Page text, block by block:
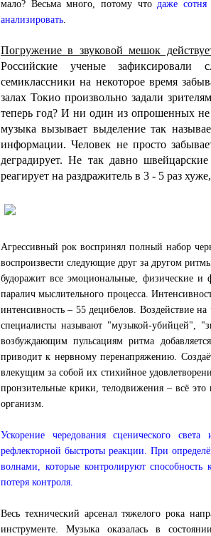
мало? Весьма много, потому чтодаже
анализировать.
Погружение в звуковой мешок
Российские ученые зафиксировали
семиклассники на некоторое время
залах Токио произвольно задали
теперь год? И ни один из опрошенных не
музыка вызывает выделение так
информации. Человек не просто
деградирует. Не так давно
реагирует на раздражитель в 3 - 5 раз
Агрессивный рок воспринял полный набор
воспроизвести следующие друг за другом
будоражит все эмоциональные, физические и
паралич мыслительного процесса.
интенсивность – 55 децибелов. Воздействие
специалисты называют "музыкой-убийцей",
возбуждающим пульсациям ритма
приводит к нервному перенапряжению.
влекущим за собой их стихийное
пронзительные крики, телодвижения – всё это
организм.
Ускорение чередования сценического
рефлекторной быстроты реакции. При
волнами, которые контролируют
потеря контроля.
Весь технический арсенал тяжелого рока
инструменте. Музыка оказалась в